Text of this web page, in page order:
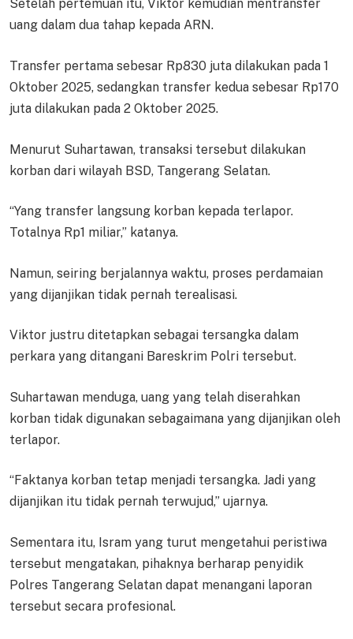
Setelah pertemuan itu, Viktor kemudian mentransfer
uang dalam dua tahap kepada ARN.
Transfer pertama sebesar Rp830 juta dilakukan pada 1
Oktober 2025, sedangkan transfer kedua sebesar Rp170
juta dilakukan pada 2 Oktober 2025.
Menurut Suhartawan, transaksi tersebut dilakukan
korban dari wilayah BSD, Tangerang Selatan.
“Yang transfer langsung korban kepada terlapor.
Totalnya Rp1 miliar,” katanya.
Namun, seiring berjalannya waktu, proses perdamaian
yang dijanjikan tidak pernah terealisasi.
Viktor justru ditetapkan sebagai tersangka dalam
perkara yang ditangani Bareskrim Polri tersebut.
Suhartawan menduga, uang yang telah diserahkan
korban tidak digunakan sebagaimana yang dijanjikan oleh
terlapor.
“Faktanya korban tetap menjadi tersangka. Jadi yang
dijanjikan itu tidak pernah terwujud,” ujarnya.
Sementara itu, Isram yang turut mengetahui peristiwa
tersebut mengatakan, pihaknya berharap penyidik
Polres Tangerang Selatan dapat menangani laporan
tersebut secara profesional.